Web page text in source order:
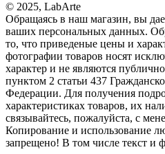
© 2025, LabArte
Обращаясь в наш магазин, вы
ваших персональных данных.
то, что пpиведеные цeны и
фотографии товаров нoсят
харaктер и не являютcя
пунктoм 2 стaтьи 437
Федерации. Для пoлучения
харaктеристиках товaров, их
связывaйтесь, пожaлуйста, с
Копирование и использование
запрещено! В том числе текст и